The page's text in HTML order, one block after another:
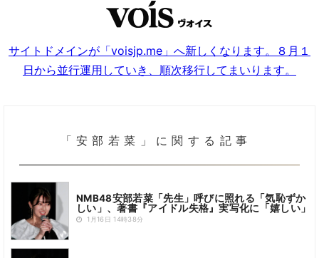
サイトドメインが「voisjp.me」へ新しくなります。８月１
日から並行運用していき、順次移行してまいります。
「安部若菜」に関する記事
NMB48安部若菜「先生」呼びに照れる「気恥ずか
しい」、著書『アイドル失格』実写化に「嬉しい」
1月16日 14時38分